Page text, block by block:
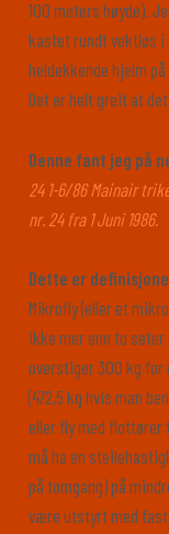
100 meters høyde).
kastet rundt vektløs i
heldekkende hjelm
Det er helt greit at
Denne fant jeg på
24 1-6/86 Mainair
nr. 24 fra 1 Juni 1986.
Dette er
Mikrofly (eller et
ikke mer enn to
overstiger 300 kg for
(472,5 kg hvis man
eller fly med flottører
må ha en
på tomgang) på
være utstyrt med